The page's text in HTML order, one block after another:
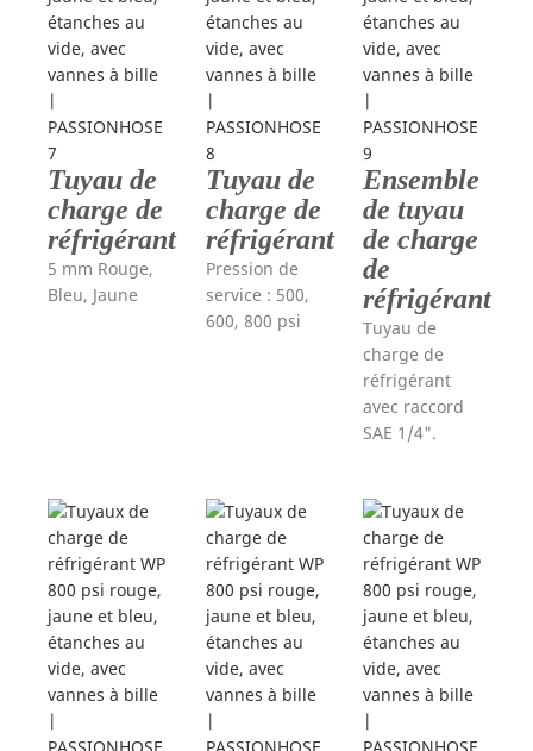
Tuyau de
charge de
réfrigérant
5 mm Rouge,
Bleu, Jaune
Tuyau de
charge de
réfrigérant
Pression de
service : 500,
600, 800 psi
Ensemble
de tuyau
de charge
de
réfrigérant
Tuyau de
charge de
réfrigérant
avec raccord
SAE 1/4".